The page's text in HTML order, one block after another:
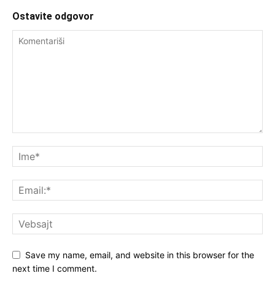
Ostavite odgovor
Save my name, email, and website in this browser for the
next time I comment.